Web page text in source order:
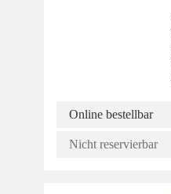
Online bestellbar
Nicht reservierbar